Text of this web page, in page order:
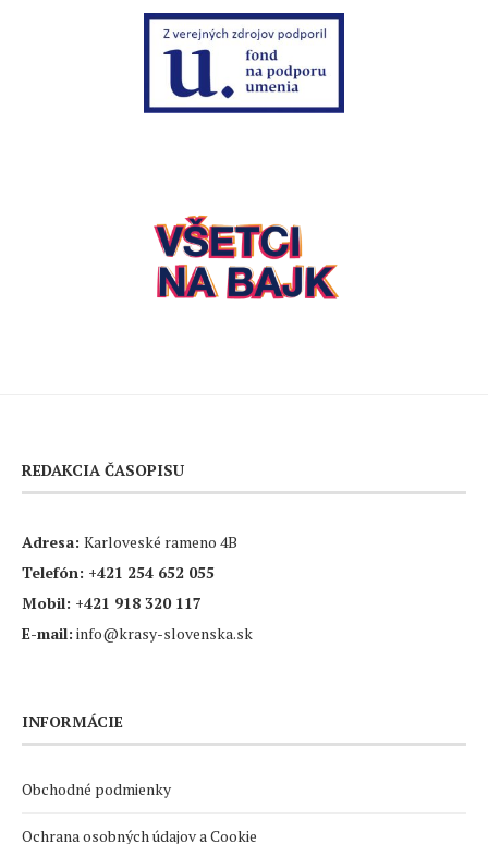
REDAKCIA ČASOPISU
Adresa: Karloveské rameno 4B
Telefón: +421 254 652 055
Mobil: +421 918 320 117
E-mail: info@krasy-slovenska.sk
INFORMÁCIE
Obchodné podmienky
Ochrana osobných údajov a Cookie